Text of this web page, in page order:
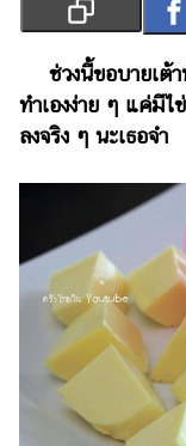
การ
ศึกษา
บันเทิง
หนัง
Music
Station
ละคร
บันเทิง
เกาหลี
ช่วงนี้ขอบายเต้า
ทำเองง่าย ๆ แค่มีไ
ลงจริง ๆ นะเธอจ๋า